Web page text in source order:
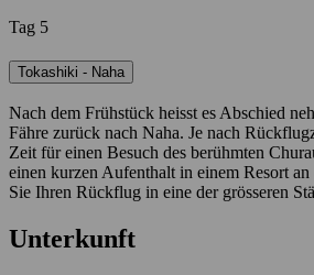
Tag 5
Tokashiki - Naha
Nach dem Frühstück heisst es Abschied
Fähre zurück nach Naha. Je nach
Zeit für einen Besuch des berühmten
einen kurzen Aufenthalt in einem Resort
Sie Ihren Rückflug in eine der grösseren
Unterkunft